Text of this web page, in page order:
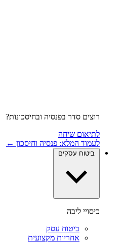
רוצים סדר בפנסיה ובחיסכונות?
לתיאום שיחה
לעמוד המלא: פנסיה וחיסכון ←
ביטוח עסקים
כיסויי ליבה
ביטוח עסק
אחריות מקצועית